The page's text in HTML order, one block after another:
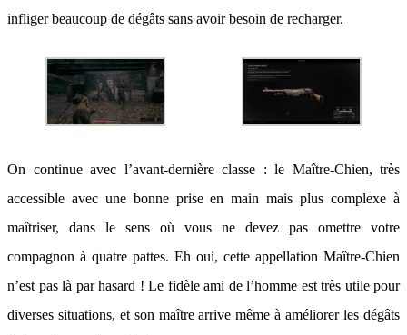
infliger beaucoup de dégâts sans avoir besoin de recharger.
On continue avec l’avant-dernière classe : le Maître-Chien, très
accessible avec une bonne prise en main mais plus complexe à
maîtriser, dans le sens où vous ne devez pas omettre votre
compagnon à quatre pattes. Eh oui, cette appellation Maître-Chien
n’est pas là par hasard ! Le fidèle ami de l’homme est très utile pour
diverses situations, et son maître arrive même à améliorer les dégâts